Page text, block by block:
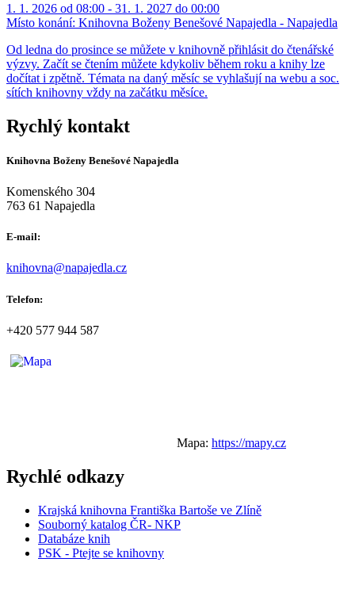
1. 1. 2026 od 08:00 - 31. 1. 2027 do 00:00
Místo konání: Knihovna Boženy Benešové Napajedla - Napajedla
Od ledna do prosince se můžete v knihovně přihlásit do čtenářské
výzvy. Začít se čtením můžete kdykoliv během roku a knihy lze
dočítat i zpětně. Témata na daný měsíc se vyhlašují na webu a soc.
sítích knihovny vždy na začátku měsíce.
Rychlý kontakt
Knihovna Boženy Benešové Napajedla
Komenského 304
763 61 Napajedla
E-mail:
knihovna@napajedla.cz
Telefon:
+420 577 944 587
Mapa: https://mapy.cz
Rychlé odkazy
Krajská knihovna Františka Bartoše ve Zlíně
Souborný katalog ČR- NKP
Databáze knih
PSK - Ptejte se knihovny